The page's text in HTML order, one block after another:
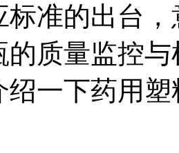
标准的出台
的质量监控
绍一下药用